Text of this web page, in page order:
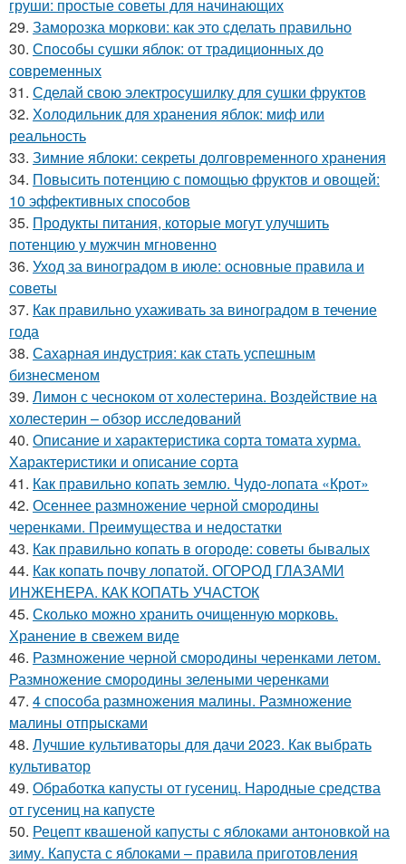
груши: простые советы для начинающих
29. Заморозка моркови: как это сделать правильно
30. Способы сушки яблок: от традиционных до
современных
31. Сделай свою электросушилку для сушки фруктов
32. Холодильник для хранения яблок: миф или
реальность
33. Зимние яблоки: секреты долговременного хранения
34. Повысить потенцию с помощью фруктов и овощей:
10 эффективных способов
35. Продукты питания, которые могут улучшить
потенцию у мужчин мгновенно
36. Уход за виноградом в июле: основные правила и
советы
37. Как правильно ухаживать за виноградом в течение
года
38. Сахарная индустрия: как стать успешным
бизнесменом
39. Лимон с чесноком от холестерина. Воздействие на
холестерин – обзор исследований
40. Описание и характеристика сорта томата хурма.
Характеристики и описание сорта
41. Как правильно копать землю. Чудо-лопата «Крот»
42. Осеннее размножение черной смородины
черенками. Преимущества и недостатки
43. Как правильно копать в огороде: советы бывалых
44. Как копать почву лопатой. ОГОРОД ГЛАЗАМИ
ИНЖЕНЕРА. КАК КОПАТЬ УЧАСТОК
45. Сколько можно хранить очищенную морковь.
Хранение в свежем виде
46. Размножение черной смородины черенками летом.
Размножение смородины зелеными черенками
47. 4 способа размножения малины. Размножение
малины отпрысками
48. Лучшие культиваторы для дачи 2023. Как выбрать
культиватор
49. Обработка капусты от гусениц. Народные средства
от гусениц на капусте
50. Рецепт квашеной капусты с яблоками антоновкой на
зиму. Капуста с яблоками – правила приготовления